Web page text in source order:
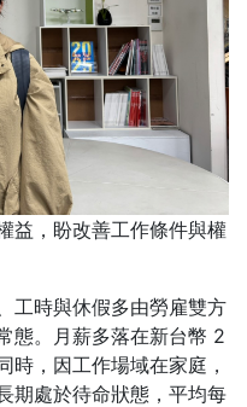
益，盼改善工作條件與權
工時與休假多由勞雇雙方
態。月薪多落在新台幣 2
時，因工作場域在家庭，
期處於待命狀態，平均每